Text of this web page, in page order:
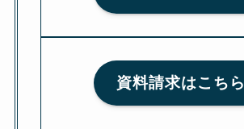
資料請求はこちら